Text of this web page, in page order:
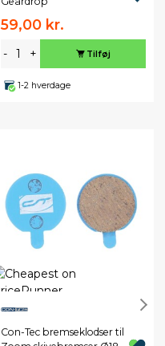
59,00 kr.
- + Tilføj
1-2 hverdage
Con-Tec bremseklodser til